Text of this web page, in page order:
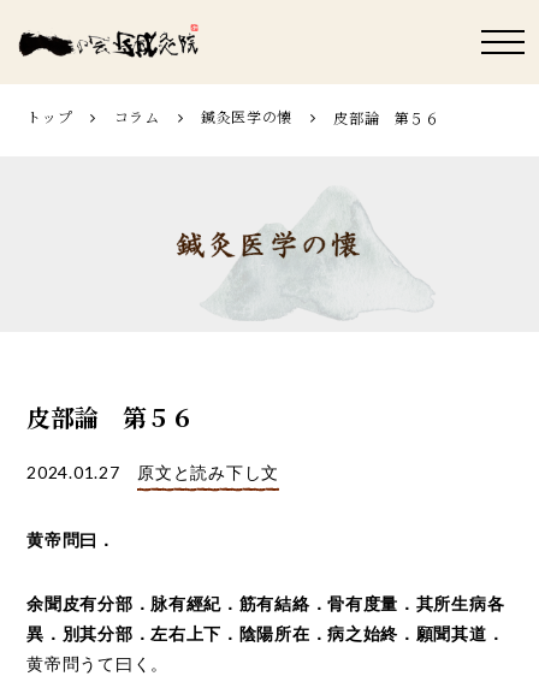
トップ コラム 鍼灸医学の懐 皮部論 第５６
皮部論 第５６
2024.01.27 原文と読み下し文
黄帝問曰．
余聞皮有分部．脉有經紀．筋有結絡．骨有度量．其所生病各
異．別其分部．左右上下．陰陽所在．病之始終．願聞其道．
黄帝問うて曰く。